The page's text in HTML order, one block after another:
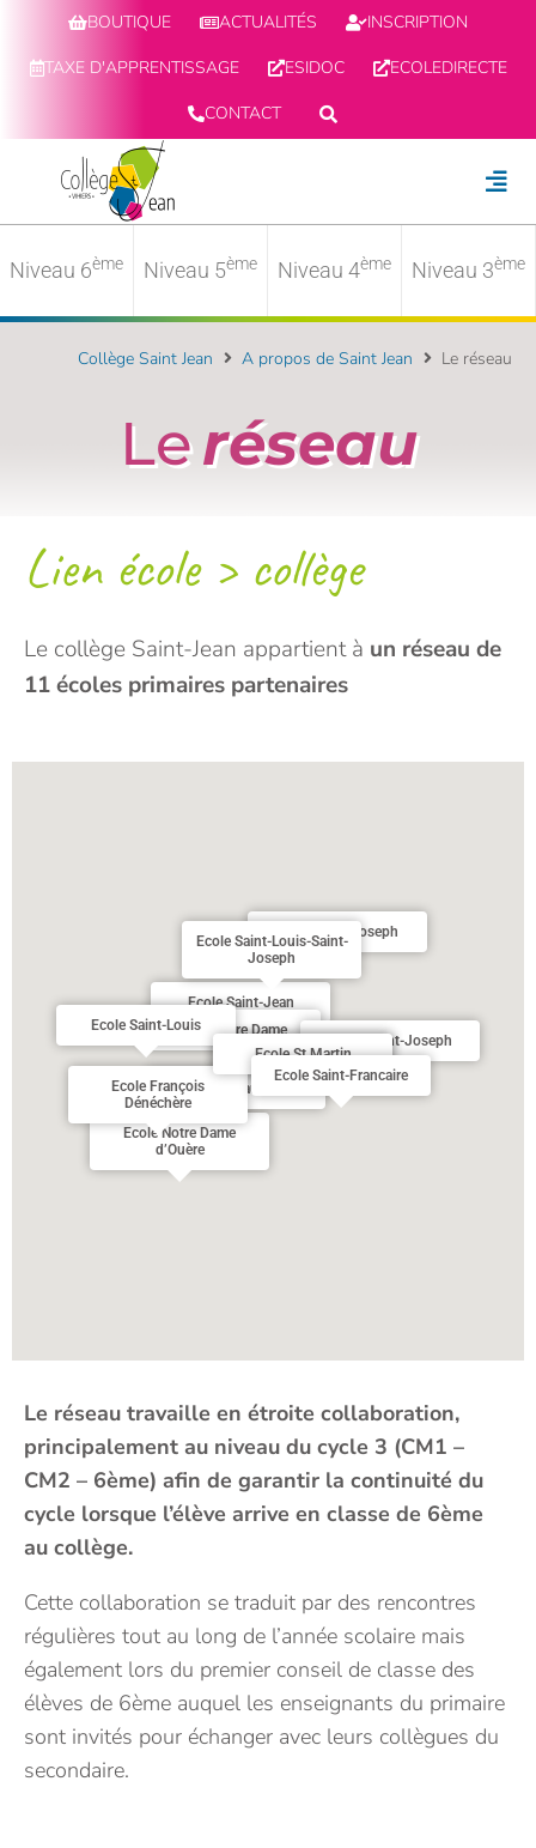
BOUTIQUE ACTUALITÉS
INSCRIPTION
TAXE D'APPRENTISSAGE
ESIDOC
ECOLEDIRECTE
CONTACT
Niveau 6ème Niveau 5ème Niveau 4ème Niveau 3ème
Collège Saint Jean A propos de Saint Jean Le réseau
Leréseau
Lien école > collège
Le collège Saint-Jean appartient à un réseau de
11 écoles primaires partenaires
Ecole Saint-Jean
Ecole Saint Joseph
Ecole Notre Dame
d’Ouère
Ecole de Haute Foy
Ecole Notre Dame
Ecole Saint-Joseph
Ecole Saint-Louis-Saint-
Joseph
Ecole Saint-Joseph
Ecole François
Dénéchère
Ecole Saint-Louis
Ecole St Martin
Ecole Saint-Francaire
Le réseau travaille en étroite collaboration,
principalement au niveau du cycle 3 (CM1 –
CM2 – 6ème) afin de garantir la continuité du
cycle lorsque l’élève arrive en classe de 6ème
au collège.
Cette collaboration se traduit par des rencontres
régulières tout au long de l’année scolaire mais
également lors du premier conseil de classe des
élèves de 6ème auquel les enseignants du primaire
sont invités pour échanger avec leurs collègues du
secondaire.